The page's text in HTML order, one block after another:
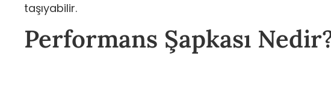
taşıyabilir.
Performans Şapkası